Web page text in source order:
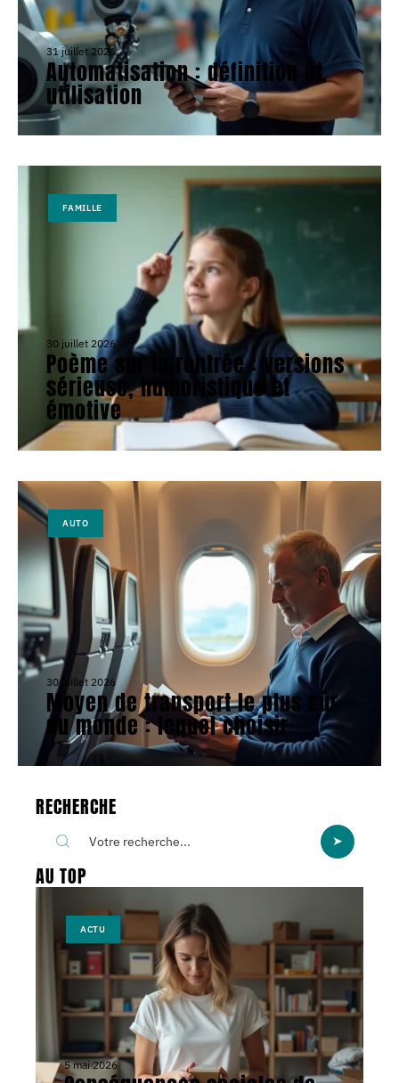
31 juillet 2026
Automatisation : définition et
utilisation
FAMILLE
30 juillet 2026
Poème sur la rentrée : versions
sérieuse, humoristique et
émotive
AUTO
30 juillet 2026
Moyen de transport le plus sûr
du monde : lequel choisir
RECHERCHE
AU TOP
ACTU
5 mai 2026